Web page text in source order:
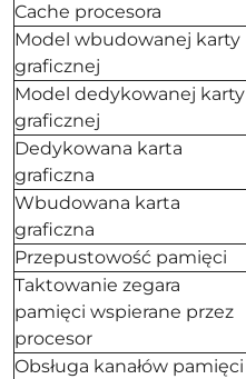
Cache procesora
Model wbudowanej karty
graficznej
Model dedykowanej karty
graficznej
Dedykowana karta
graficzna
Wbudowana karta
graficzna
Przepustowość pamięci
Taktowanie zegara
pamięci wspierane przez
procesor
Obsługa kanałów pamięci